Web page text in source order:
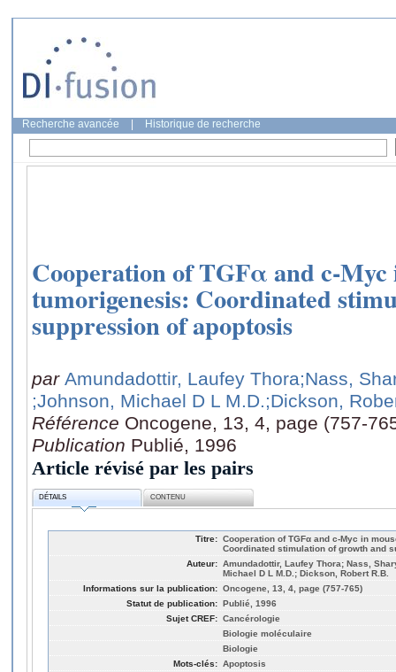
Recherche avancée Historique de recherche
Cooperation of TGFα and c-
tumorigenesis: Coordinated
suppression of apoptosis
par Amundadottir, Laufey Thora;Nass,
;Johnson, Michael D L M.D.;Dickson,
Référence Oncogene, 13, 4, page (757-
Publication Publié, 1996
Article révisé par les pairs
DÉTAILS CONTENU
Titre: Cooperation of TGFα and c-Myc in
Coordinated stimulation of growth and
Auteur: Amundadottir, Laufey Thora; Nass,
Michael D L M.D.; Dickson, Robert R.B.
Informations sur la publication: Oncogene, 13, 4, page (757-765)
Statut de publication: Publié, 1996
Sujet CREF: Cancérologie
Biologie moléculaire
Biologie
Mots-clés: Apoptosis